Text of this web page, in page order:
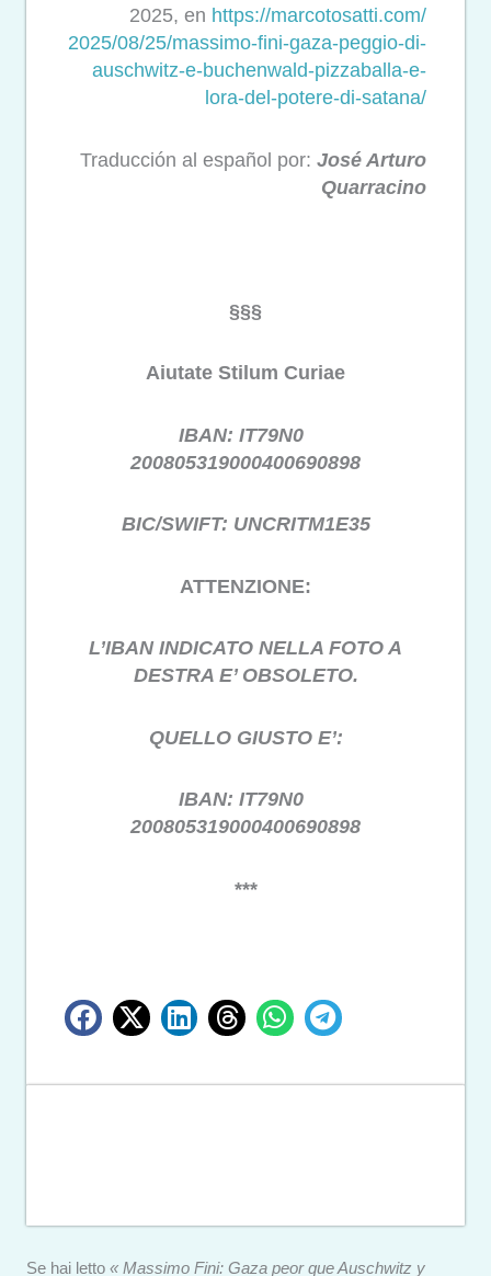
2025, en https://marcotosatti.com/
2025/08/25/massimo-fini-gaza-peggio-di-
auschwitz-e-buchenwald-pizzaballa-e-
lora-del-potere-di-satana/
Traducción al español por: José Arturo
Quarracino
§§§
Aiutate Stilum Curiae
IBAN: IT79N0
200805319000400690898
BIC/SWIFT: UNCRITM1E35
ATTENZIONE:
L’IBAN INDICATO NELLA FOTO A
DESTRA E’ OBSOLETO.
QUELLO GIUSTO E’:
IBAN: IT79N0
200805319000400690898
***
Se hai letto « Massimo Fini: Gaza peor que Auschwitz y